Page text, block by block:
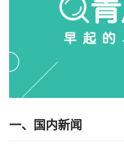
一、国内新闻